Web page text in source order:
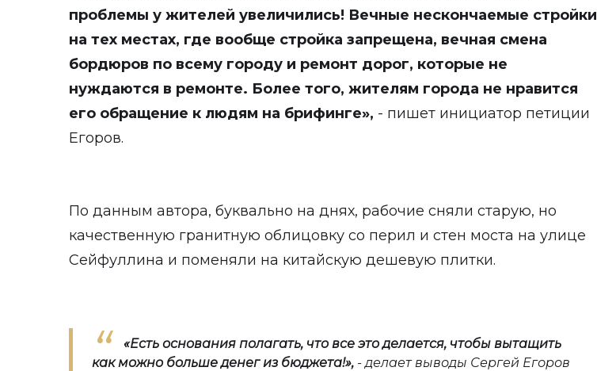
проблемы у жителей увеличились! Вечные нескончаемые стройки
на тех местах, где вообще стройка запрещена, вечная смена
бордюров по всему городу и ремонт дорог, которые не
нуждаются в ремонте. Более того, жителям города не нравится
его обращение к людям на брифинге», - пишет инициатор петиции
Егоров.
По данным автора, буквально на днях, рабочие сняли старую, но
качественную гранитную облицовку со перил и стен моста на улице
Сейфуллина и поменяли на китайскую дешевую плитки.
«Есть основания полагать, что все это делается, чтобы вытащить
как можно больше денег из бюджета!», - делает выводы Сергей Егоров